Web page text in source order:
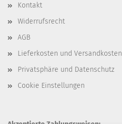
Kontakt
Widerrufsrecht
AGB
Lieferkosten und Versandkosten
Privatsphäre und Datenschutz
Cookie Einstellungen